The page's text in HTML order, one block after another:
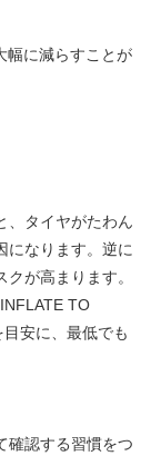
幅に減らすことが
、タイヤがたわん
になります。逆に
が高まります。
TO
安に、最低でも
確認する習慣をつ